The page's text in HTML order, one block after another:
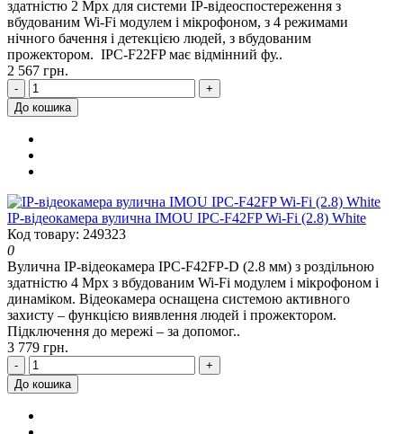
здатністю 2 Mpx для системи IP-відеоспостереження з
вбудованим Wi-Fi модулем і мікрофоном, з 4 режимами
нічного бачення і детекцією людей, з вбудованим
прожектором. IPC-F22FP має відмінний фу..
2 567 грн.
-
+
До кошика
IP-відеокамера вулична IMOU IPC-F42FP Wi-Fi (2.8) White
Код товару: 249323
0
Вулична IP-відеокамера IPC-F42FP-D (2.8 мм) з роздільною
здатністю 4 Mpx з вбудованим Wi-Fi модулем і мікрофоном і
динаміком. Відеокамера оснащена системою активного
захисту – функцією виявлення людей і прожектором.
Підключення до мережі – за допомог..
3 779 грн.
-
+
До кошика